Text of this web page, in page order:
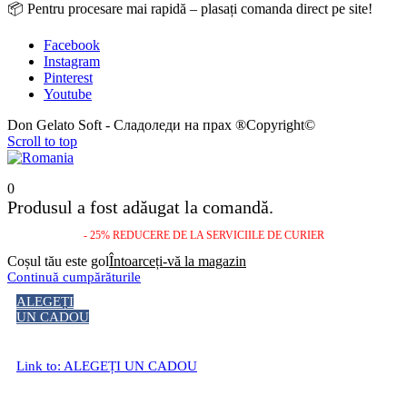
📦 Pentru procesare mai rapidă – plasați comanda direct pe site!
Facebook
Instagram
Pinterest
Youtube
Don Gelato Soft - Сладоледи на прах ®Copyright©
Scroll to top
0
Produsul a fost adăugat la comandă.
- 25% REDUCERE DE LA SERVICIILE DE CURIER
Coșul tău este golÎntoarceți-vă la magazin
Continuă cumpărăturile
ALEGEȚI
UN CADOU
Link to: ALEGEȚI UN CADOU